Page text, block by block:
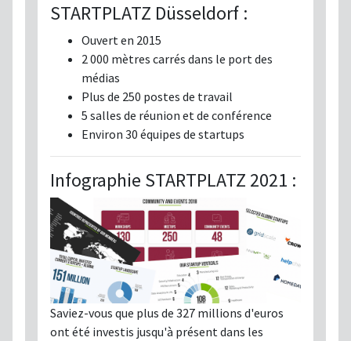
STARTPLATZ Düsseldorf :
Ouvert en 2015
2 000 mètres carrés dans le port des
médias
Plus de 250 postes de travail
5 salles de réunion et de conférence
Environ 30 équipes de startups
Infographie STARTPLATZ 2021 :
Saviez-vous que plus de 327 millions d'euros
ont été investis jusqu'à présent dans les